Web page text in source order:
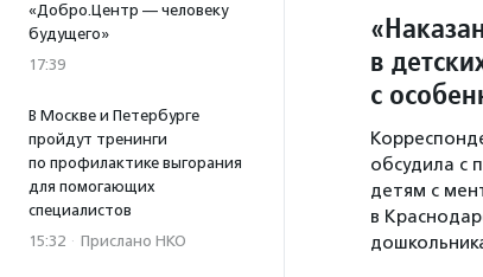
«Добро.Центр — человеку
будущего»
17:39
В Москве и Петербурге
пройдут тренинги
по профилактике выгорания
для помогающих
специалистов
15:32 · Прислано НКО
в
с
обсудила с
детям с
в